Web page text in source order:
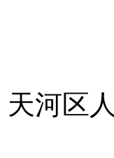
天河区